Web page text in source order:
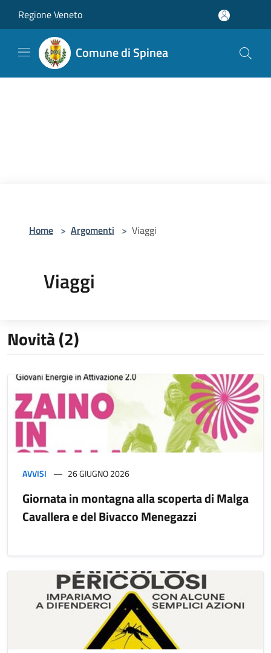
Regione Veneto
Comune di Spinea
Home > Argomenti > Viaggi
Viaggi
Novità (2)
AVVISI 26 GIUGNO 2026
Giornata in montagna alla scoperta di Malga
Cavallera e del Bivacco Menegazzi